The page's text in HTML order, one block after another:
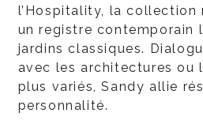
l’Hospitality, la collection
un registre contemporain
jardins classiques.
avec les architectures ou
plus variés, Sandy allie
personnalité.